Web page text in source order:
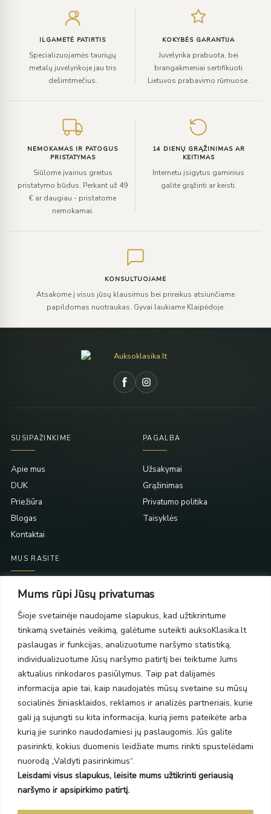
Mums rūpi Jūsų privatumas
Šioje svetainėje naudojame slapukus, kad užtikrintume
tinkamą svetainės veikimą, galėtume suteikti auksoKlasika.lt
paslaugas ir funkcijas, analizuotume naršymo statistiką,
individualizuotume Jūsų naršymo patirtį bei teiktume Jums
aktualius rinkodaros pasiūlymus. Taip pat dalijamės
informacija apie tai, kaip naudojatės mūsų svetaine su mūsų
socialinės žiniasklaidos, reklamos ir analizės partneriais, kurie
gali ją sujungti su kita informacija, kurią jiems pateikėte arba
kurią jie surinko naudodamiesi jų paslaugomis. Jūs galite
pasirinkti, kokius duomenis leidžiate mums rinkti spustelėdami
nuorodą „Valdyti pasirinkimus“.
Leisdami visus slapukus, leisite mums užtikrinti geriausią
naršymo ir apsipirkimo patirtį.
ILGAMETĖ PATIRTIS
Specializuojamės tauriųjų
metalų juvelyrikoje jau tris
dešimtmečius.
KOKYBĖS GARANTIJA
Juvelyrika prabuota, bei
brangakmeniai sertifikuoti
Lietuvos prabavimo rūmuose.
NEMOKAMAS IR PATOGUS
PRISTATYMAS
Siūlome įvairius greitus
pristatymo būdus. Perkant už 49
€ ar daugiau - pristatome
nemokamai.
14 DIENŲ GRĄŽINIMAS AR
KEITIMAS
Internetu įsigytus gaminius
galite grąžinti ar keisti.
KONSULTUOJAME
Atsakome į visus jūsų klausimus bei prireikus atsiunčiame
papildomas nuotraukas. Gyvai laukiame Klaipėdoje.
SUSIPAŽINKIME
Apie mus
DUK
Priežiūra
Blogas
Kontaktai
PAGALBA
Užsakymai
Grąžinimas
Privatumo politika
Taisyklės
MUS RASITE
Taikos pr. 139
PC Molas, Klaipėda
Taikos pr. 141
PC BIG 2, Klaipėda
Šilutės pl. 35
PC Banginis, Klaipėda
NAUJIENLAIŠKIS
Prenumeruokite ir gaukite pasiūlymus, naujienas bei riboto
leidimo kolekcijas.
Prenumeruodami sutinkate su Taisyklėmis ir Privatumo politika.